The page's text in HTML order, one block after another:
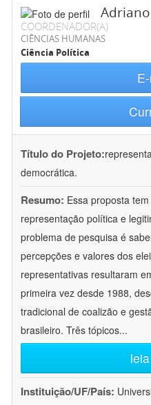
COORDENADOR(A)
CIÊNCIAS HUMANAS
Ciência Política
Título do Projeto:
democrática.
Resumo: Essa proposta
representação política e
problema de pesquisa é
percepções e valores dos
representativas resultaram
primeira vez desde 1988,
tradicional de coalizão e
brasileiro. Três tópicos...
Instituição/UF/País: